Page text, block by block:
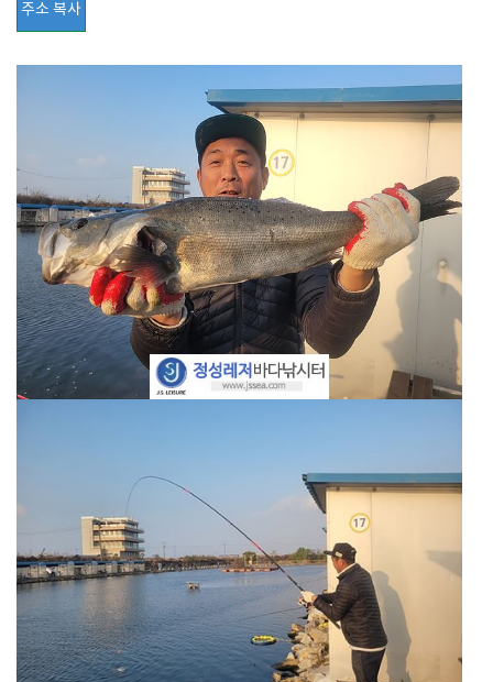
주소 복사